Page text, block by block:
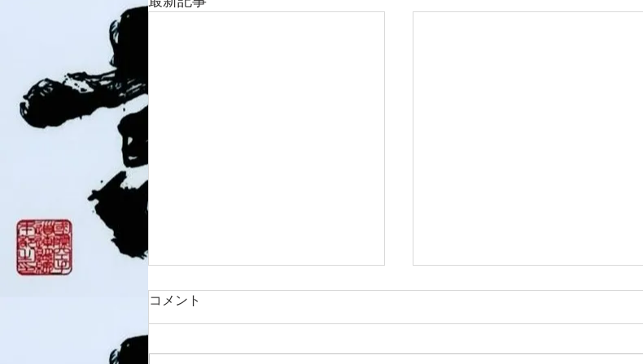
8/3 灘道場
コメント